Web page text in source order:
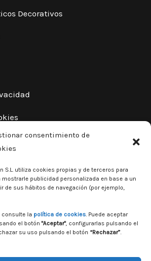
consentimiento de
S.L. utiliza cookies propias y de terceros para
publicidad personalizada en base a un
de sus hábitos de navegación (por ejemplo,
consulte la política de cookies. Puede aceptar
el botón "Aceptar", configurarlas pulsando el
su uso pulsando el botón “Rechazar”.
Decorativos
C/Torricelli, 21
(Badajoz)